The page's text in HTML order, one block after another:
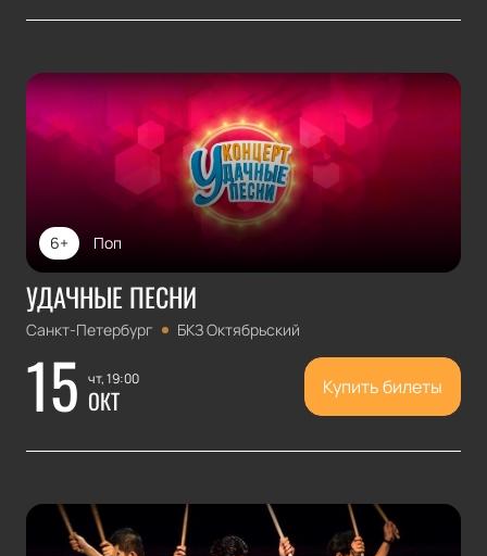
Поп
6+
УДАЧНЫЕ ПЕСНИ
Санкт-Петербург БКЗ Октябрьский
15 чт, 19:00
ОКТ Купить билеты